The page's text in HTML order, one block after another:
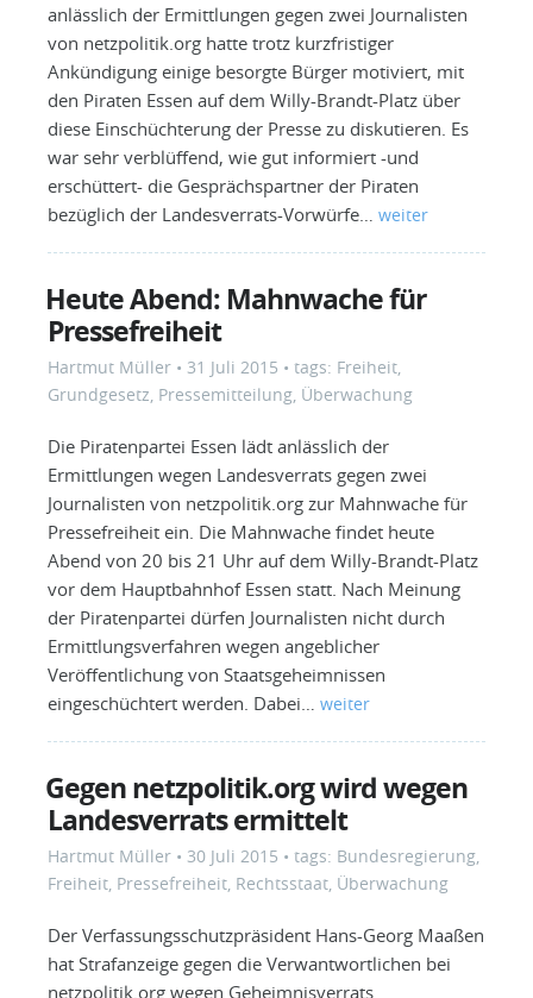
anlässlich der Ermittlungen gegen zwei Journalisten
von netzpolitik.org hatte trotz kurzfristiger
Ankündigung einige besorgte Bürger motiviert, mit
den Piraten Essen auf dem Willy-Brandt-Platz über
diese Einschüchterung der Presse zu diskutieren. Es
war sehr verblüffend, wie gut informiert -und
erschüttert- die Gesprächspartner der Piraten
bezüglich der Landesverrats-Vorwürfe…weiter
Heute Abend: Mahnwache für
Pressefreiheit
Hartmut Müller • 31 Juli 2015 • tags: Freiheit,
Grundgesetz, Pressemitteilung, Überwachung
Die Piratenpartei Essen lädt anlässlich der
Ermittlungen wegen Landesverrats gegen zwei
Journalisten von netzpolitik.org zur Mahnwache für
Pressefreiheit ein. Die Mahnwache findet heute
Abend von 20 bis 21 Uhr auf dem Willy-Brandt-Platz
vor dem Hauptbahnhof Essen statt. Nach Meinung
der Piratenpartei dürfen Journalisten nicht durch
Ermittlungsverfahren wegen angeblicher
Veröffentlichung von Staatsgeheimnissen
eingeschüchtert werden. Dabei…weiter
Gegen netzpolitik.org wird wegen
Landesverrats ermittelt
Hartmut Müller • 30 Juli 2015 • tags: Bundesregierung,
Freiheit, Pressefreiheit, Rechtsstaat, Überwachung
Der Verfassungsschutzpräsident Hans-Georg Maaßen
hat Strafanzeige gegen die Verwantwortlichen bei
netzpolitik.org wegen Geheimnisverrats